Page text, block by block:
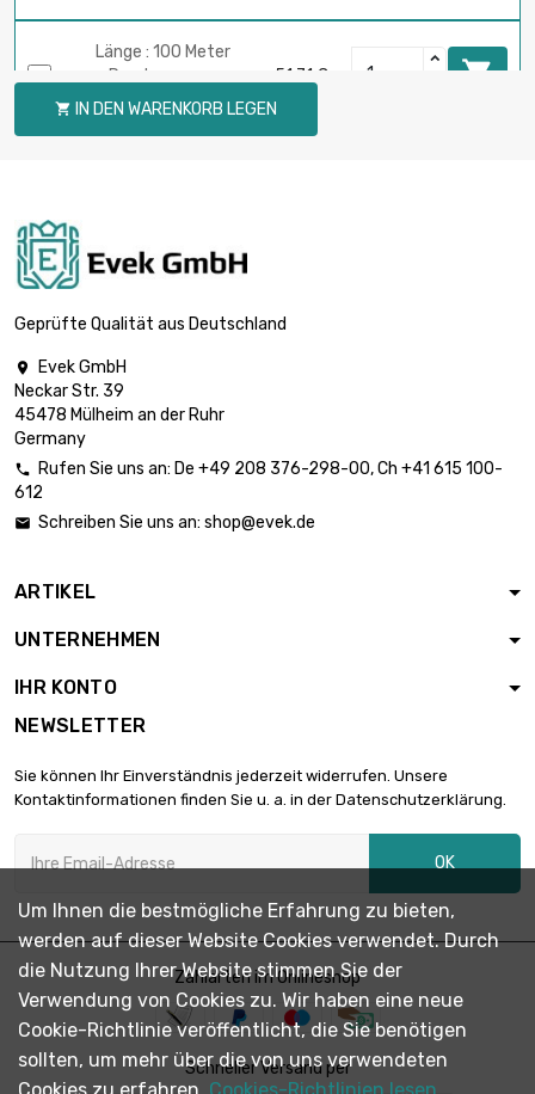
Länge : 100 Meter
Durchmesser :
0.05mm
51,71 € 
Länge : 500 Meter
0.05mm
Länge : 1 Meter
Durchmesser : 0.1mm
Durchmesser : 0.1mm
5,90 €
Durchmesser : 0.1mm
Länge : 10 Meter
Durchmesser : 0.1mm
Länge : 50 Meter
Durchmesser : 0.1mm
6,90 €
Länge : 100 Meter
Durchmesser : 0.1mm
13,79 €
 IN DEN WARENKORB LEGEN
Geprüfte Qualität aus Deutschland

Evek GmbH
Neckar Str. 39
45478 Mülheim an der Ruhr
Germany
 Rufen Sie uns an: De +49 208 376-298-00, Ch +41 615 100-
612
 Schreiben Sie uns an: shop@evek.de
ARTIKEL
UNTERNEHMEN
IHR KONTO
NEWSLETTER
Sie können Ihr Einverständnis jederzeit widerrufen. Unsere
Kontaktinformationen finden Sie u. a. in der Datenschutzerklärung.
OK
Zahlarten im Onlineshop
Schneller Versand per
Um Ihnen die bestmögliche Erfahrung zu bieten,
werden auf dieser Website Cookies verwendet. Durch
die Nutzung Ihrer Website stimmen Sie der
Verwendung von Cookies zu. Wir haben eine neue
Cookie-Richtlinie veröffentlicht, die Sie benötigen
sollten, um mehr über die von uns verwendeten